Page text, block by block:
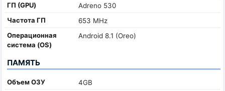
ГП (GPU)
Adreno 530
Частота ГП
653 MHz
Oперационная
система (OS)
Android 8.1 (Oreo)
ПАМЯТЬ
Объем ОЗУ
4GB